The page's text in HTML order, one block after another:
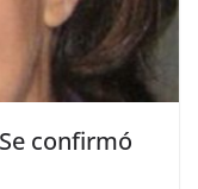
confirmó